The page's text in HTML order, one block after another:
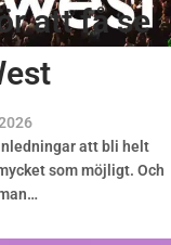
att få se
att bli helt
som möjligt. Och